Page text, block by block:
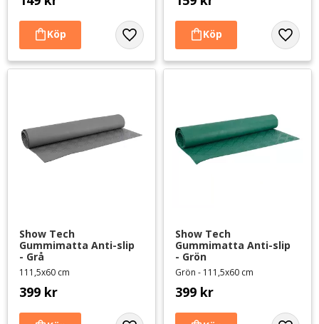
Lägg till i favoriter Lägg
Show Tech
Gummimatta Anti-slip
- Grå
111,5x60 cm
399 kr
Show Tech
Gummimatta Anti-slip
- Grön
Grön - 111,5x60 cm
399 kr